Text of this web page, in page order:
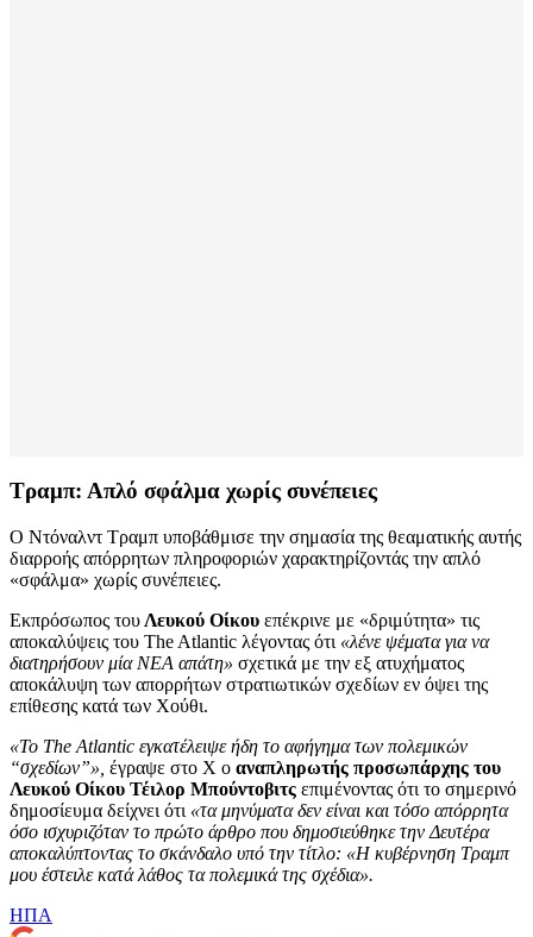
Τραμπ: Απλό σφάλμα χωρίς συνέπειες
Ο Ντόναλντ Τραμπ υποβάθμισε την σημασία της θεαματικής αυτής
διαρροής απόρρητων πληροφοριών χαρακτηρίζοντάς την απλό
«σφάλμα» χωρίς συνέπειες.
Εκπρόσωπος του Λευκού Οίκου επέκρινε με «δριμύτητα» τις
αποκαλύψεις του The Atlantic λέγοντας ότι «λένε ψέματα για να
διατηρήσουν μία ΝΕΑ απάτη» σχετικά με την εξ ατυχήματος
αποκάλυψη των απορρήτων στρατιωτικών σχεδίων εν όψει της
επίθεσης κατά των Χούθι.
«Το The Atlantic εγκατέλειψε ήδη το αφήγημα των πολεμικών
“σχεδίων”», έγραψε στο Χ ο αναπληρωτής προσωπάρχης του
Λευκού Οίκου Τέιλορ Μπούντοβιτς επιμένοντας ότι το σημερινό
δημοσίευμα δείχνει ότι «τα μηνύματα δεν είναι και τόσο απόρρητα
όσο ισχυριζόταν το πρώτο άρθρο που δημοσιεύθηκε την Δευτέρα
αποκαλύπτοντας το σκάνδαλο υπό την τίτλο: «Η κυβέρνηση Τραμπ
μου έστειλε κατά λάθος τα πολεμικά της σχέδια».
ΗΠΑ